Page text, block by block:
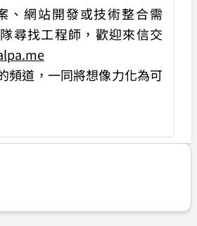
、網站開發或技術整合需
尋找工程師，歡迎來信交
頻道，一同將想像力化為可